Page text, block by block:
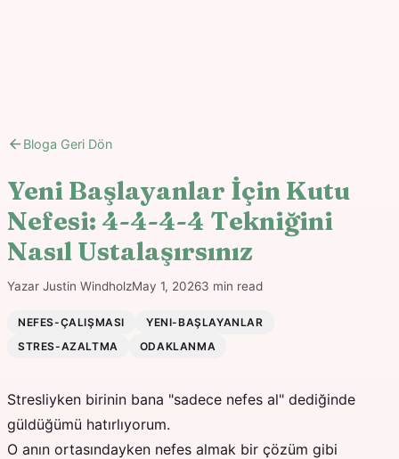
arrow_back Bloga Geri Dön
Yeni Başlayanlar İçin Kutu
Nefesi: 4-4-4-4 Tekniğini
Nasıl Ustalaşırsınız
Yazar Justin WindholzMay 1, 20263 min read
NEFES-ÇALIŞMASI
YENI-BAŞLAYANLAR
STRES-AZALTMA
ODAKLANMA
Stresliyken birinin bana "sadece nefes al" dediğinde
güldüğümü hatırlıyorum.
O anın ortasındayken nefes almak bir çözüm gibi